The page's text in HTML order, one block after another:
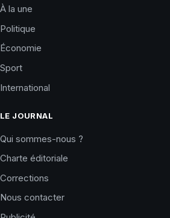
À la une
Politique
Économie
Sport
International
LE JOURNAL
Qui sommes-nous ?
Charte éditoriale
Corrections
Nous contacter